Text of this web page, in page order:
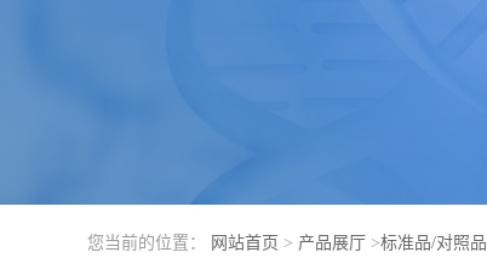
您当前的位置： 网站首页 > 产品展厅 >标准品/对照品